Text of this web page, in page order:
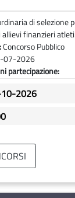
di selezione
finanzieri atleti.
Concorso Pubblico
07-2026
partecipazione:
2026